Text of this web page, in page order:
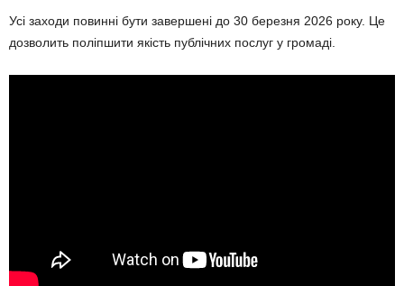
Усі заходи повинні бути завершені до 30 березня 2026 року. Це
дозволить поліпшити якість публічних послуг у громаді.